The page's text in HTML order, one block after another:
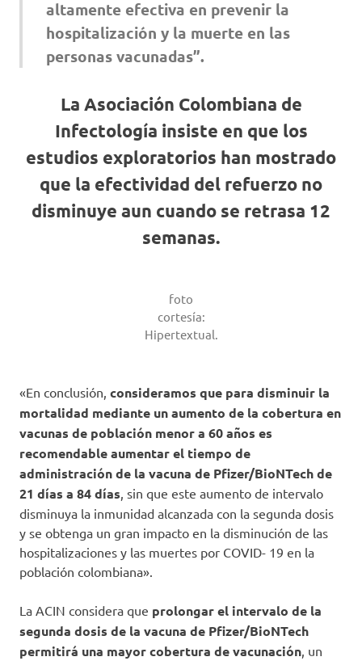
altamente efectiva en prevenir la
hospitalización y la muerte en las
personas vacunadas”.
La Asociación Colombiana de
Infectología insiste en que los
estudios exploratorios han mostrado
que la efectividad del refuerzo no
disminuye aun cuando se retrasa 12
semanas.
foto
cortesía:
Hipertextual.
«En conclusión, consideramos que para disminuir la
mortalidad mediante un aumento de la cobertura en
vacunas de población menor a 60 años es
recomendable aumentar el tiempo de
administración de la vacuna de Pfizer/BioNTech de
21 días a 84 días , sin que este aumento de intervalo
disminuya la inmunidad alcanzada con la segunda dosis
y se obtenga un gran impacto en la disminución de las
hospitalizaciones y las muertes por COVID- 19 en la
población colombiana».
La ACIN considera que prolongar el intervalo de la
segunda dosis de la vacuna de Pfizer/BioNTech
permitirá una mayor cobertura de vacunación , un